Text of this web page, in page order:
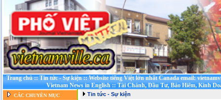
Trang chủ::Tin tức - Sự kiện::Website tiếng Việt lớn nhất Canada email:
Vietnam News in English::Tài Chánh, Đầu Tư, Bảo Hiểm, Kinh
CÁC CHUYÊN MỤC Tin tức - Sự kiện